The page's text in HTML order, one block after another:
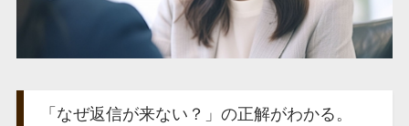
「なぜ返信が来ない？」の正解がわかる。